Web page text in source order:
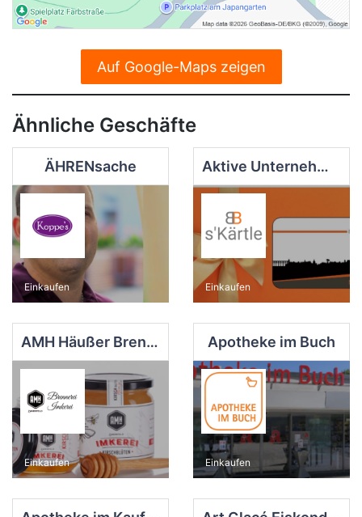
Auf Google-Maps zeigen
Ähnliche Geschäfte
ÄHRENsache
Einkaufen
Aktive Unternehmer Bietigheim-Bissingen Service GmbH
Einkaufen
AMH Häußer Brennerei
Einkaufen
Apotheke im Buch
Einkaufen